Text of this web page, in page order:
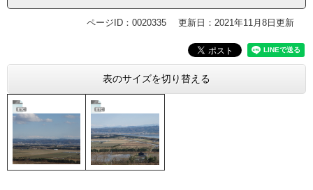
ページID：0020335 更新日：2021年11月8日更新
表のサイズを切り替える